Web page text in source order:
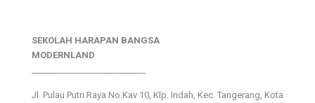
SEKOLAH HARAPAN BANGSA
MODERNLAND
Jl. Pulau Putri Raya No.Kav 10, Klp. Indah, Kec. Tangerang, Kota